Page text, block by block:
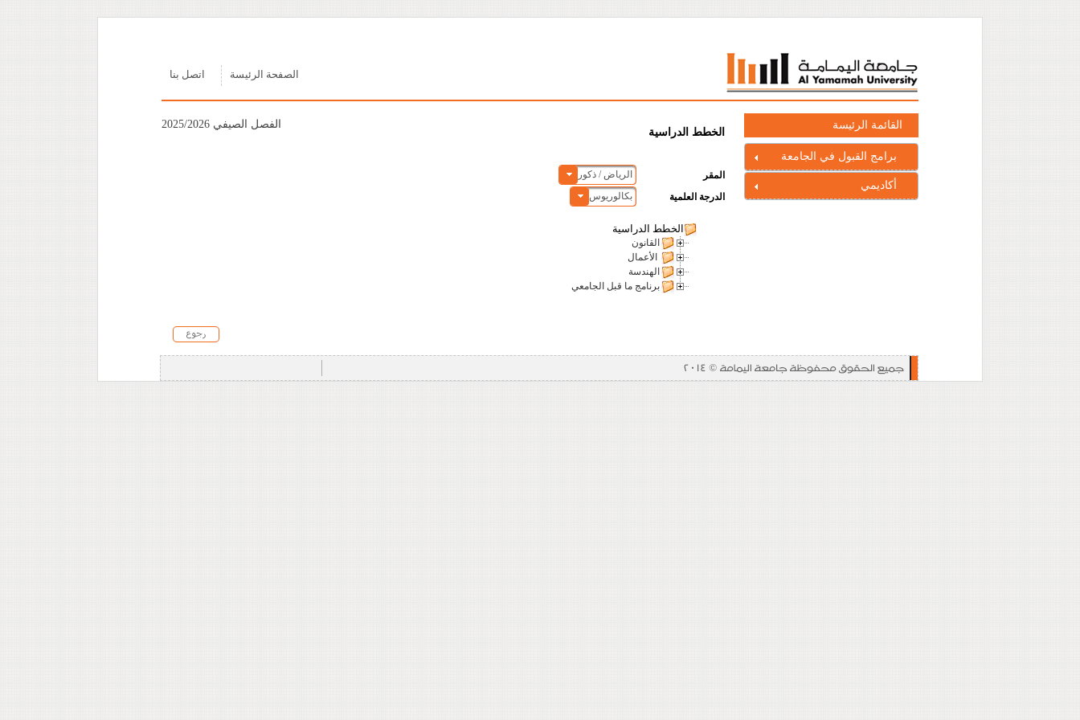
اتصل بنا الصفحة الرئيسة
القائمة الرئيسة
برامج القبول في الجامعة
أكاديمي
الخطط الدراسية
الفصل الصيفي 2025/2026
المقر
الرياض / ذكور
الدرجة العلمية
بكالوريوس
الخطط الدراسية
القانون
الأعمال
الهندسة
برنامج ما قبل الجامعي